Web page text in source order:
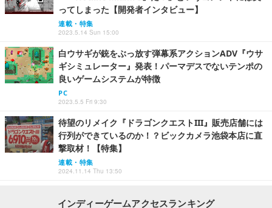
ってしまった【開発者インタビュー】
連載・特集
2023.5.14 Sun 15:00
白ウサギが銃をぶっ放す弾幕系アクションADV『ウサ
ギシミュレーター』発表！パーマデスでないテンポの
良いゲームシステムが特徴
PC
2023.5.5 Fri 9:30
待望のリメイク『ドラゴンクエストIII』販売店舗には
行列ができているのか！？ビックカメラ池袋本店に直
撃取材！【特集】
連載・特集
2024.11.14 Thu 13:50
インディーゲームアクセスランキング